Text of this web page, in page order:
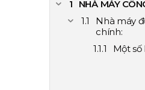
NHÀ MÁY
Nhà máy
chính:
Một